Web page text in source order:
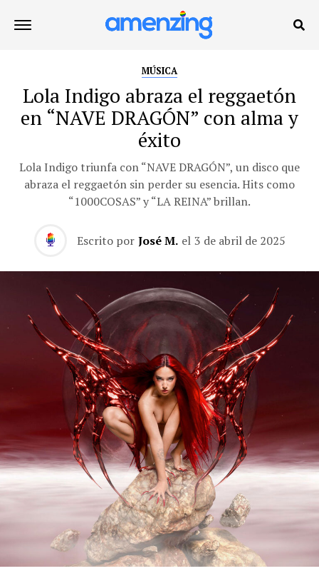
MÚSICA
Lola Indigo abraza el reggaetón
en “NAVE DRAGÓN” con alma y
éxito
Lola Indigo triunfa con “NAVE DRAGÓN”, un disco que
abraza el reggaetón sin perder su esencia. Hits como
“1000COSAS” y “LA REINA” brillan.
Escrito por José M. el 3 de abril de 2025